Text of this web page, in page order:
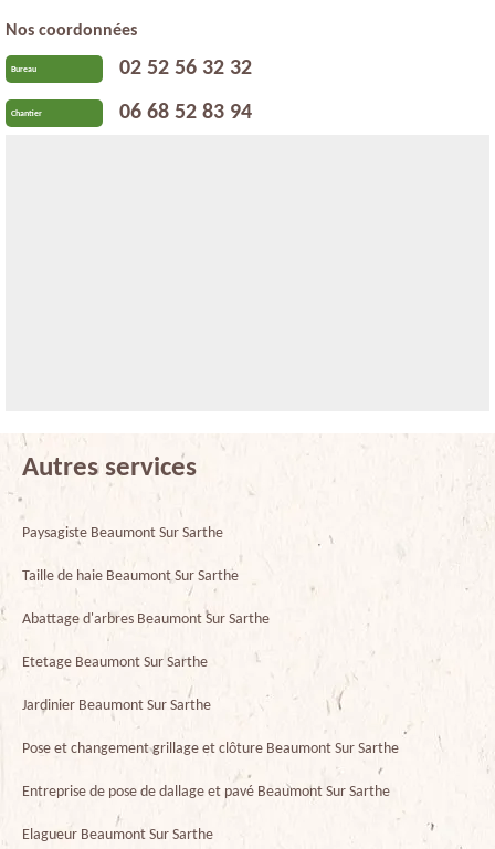
Nos coordonnées
Bureau 02 52 56 32 32
Chantier 06 68 52 83 94
Autres services
Paysagiste Beaumont Sur Sarthe
Taille de haie Beaumont Sur Sarthe
Abattage d'arbres Beaumont Sur Sarthe
Etetage Beaumont Sur Sarthe
Jardinier Beaumont Sur Sarthe
Pose et changement grillage et clôture Beaumont Sur Sarthe
Entreprise de pose de dallage et pavé Beaumont Sur Sarthe
Elagueur Beaumont Sur Sarthe